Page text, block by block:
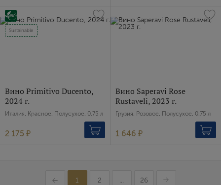
Sustainable
Вино Primitivo Ducento,
2024 г.
Италия, Красное, Полусухое, 0.75 л
2 175 ₽
Вино Saperavi Rose
Rustaveli, 2023 г.
Грузия, Розовое, Полусухое, 0.75 л
1 646 ₽
1 2 ... 26